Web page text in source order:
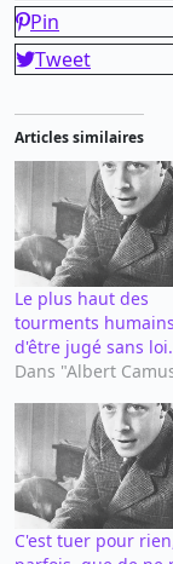
Pin
Tweet
Articles similaires
Le plus haut des
tourments
d'être jugé sans loi.
Dans "Albert
C'est tuer pour